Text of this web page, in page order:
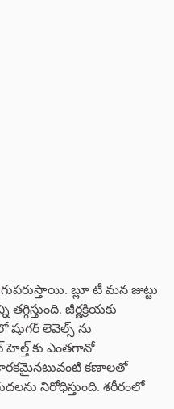
బ్లూ టీ మన జుట్టు
జీర్ణక్రియకు
లెవెల్స్ ను
హెల్త్ కు ఎంతగానో
కణాలతో
నిరోధిస్తుంది. శరీరంలో